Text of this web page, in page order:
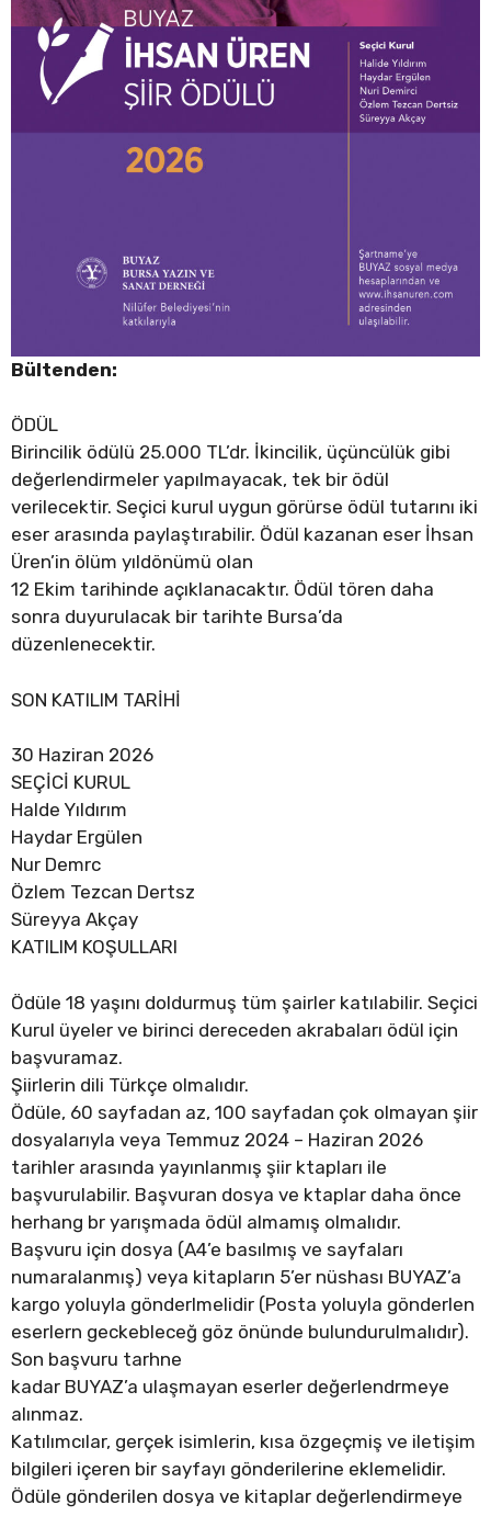
Bültenden:
ÖDÜL
Birincilik ödülü 25.000 TL’dr. İkincilik, üçüncülük gibi
değerlendirmeler yapılmayacak, tek bir ödül
verilecektir. Seçici kurul uygun görürse ödül tutarını iki
eser arasında paylaştırabilir. Ödül kazanan eser İhsan
Üren’in ölüm yıldönümü olan
12 Ekim tarihinde açıklanacaktır. Ödül tören daha
sonra duyurulacak bir tarihte Bursa’da
düzenlenecektir.
SON KATILIM TARİHİ
30 Haziran 2026
SEÇİCİ KURUL
Halde Yıldırım
Haydar Ergülen
Nur Demrc
Özlem Tezcan Dertsz
Süreyya Akçay
KATILIM KOŞULLARI
Ödüle 18 yaşını doldurmuş tüm şairler katılabilir. Seçici
Kurul üyeler ve birinci dereceden akrabaları ödül için
başvuramaz.
Şiirlerin dili Türkçe olmalıdır.
Ödüle, 60 sayfadan az, 100 sayfadan çok olmayan şiir
dosyalarıyla veya Temmuz 2024 – Haziran 2026
tarihler arasında yayınlanmış şiir ktapları ile
başvurulabilir. Başvuran dosya ve ktaplar daha önce
herhang br yarışmada ödül almamış olmalıdır.
Başvuru için dosya (A4’e basılmış ve sayfaları
numaralanmış) veya kitapların 5’er nüshası BUYAZ’a
kargo yoluyla gönderlmelidir (Posta yoluyla gönderlen
eserlern geckebleceğ göz önünde bulundurulmalıdır).
Son başvuru tarhne
kadar BUYAZ’a ulaşmayan eserler değerlendrmeye
alınmaz.
Katılımcılar, gerçek isimlerin, kısa özgeçmiş ve iletişim
bilgileri içeren bir sayfayı gönderilerine eklemelidir.
Ödüle gönderilen dosya ve kitaplar değerlendirmeye